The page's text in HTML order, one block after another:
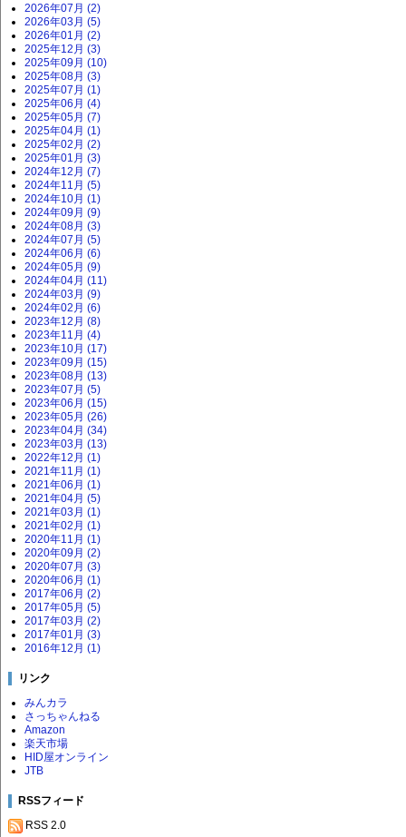
2026年07月 (2)
2026年03月 (5)
2026年01月 (2)
2025年12月 (3)
2025年09月 (10)
2025年08月 (3)
2025年07月 (1)
2025年06月 (4)
2025年05月 (7)
2025年04月 (1)
2025年02月 (2)
2025年01月 (3)
2024年12月 (7)
2024年11月 (5)
2024年10月 (1)
2024年09月 (9)
2024年08月 (3)
2024年07月 (5)
2024年06月 (6)
2024年05月 (9)
2024年04月 (11)
2024年03月 (9)
2024年02月 (6)
2023年12月 (8)
2023年11月 (4)
2023年10月 (17)
2023年09月 (15)
2023年08月 (13)
2023年07月 (5)
2023年06月 (15)
2023年05月 (26)
2023年04月 (34)
2023年03月 (13)
2022年12月 (1)
2021年11月 (1)
2021年06月 (1)
2021年04月 (5)
2021年03月 (1)
2021年02月 (1)
2020年11月 (1)
2020年09月 (2)
2020年07月 (3)
2020年06月 (1)
2017年06月 (2)
2017年05月 (5)
2017年03月 (2)
2017年01月 (3)
2016年12月 (1)
リンク
みんカラ
さっちゃんねる
Amazon
楽天市場
HID屋オンライン
JTB
RSSフィード
RSS 2.0